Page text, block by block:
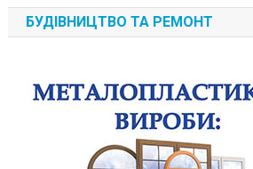
БУДІВНИЦТВО ТА РЕМОНТ